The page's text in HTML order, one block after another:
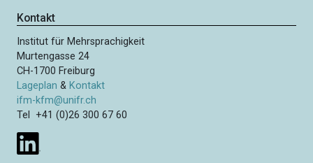
Kontakt
Institut für Mehrsprachigkeit
Murtengasse 24
CH-1700 Freiburg
Lageplan & Kontakt
ifm-kfm@unifr.ch
Tel +41 (0)26 300 67 60